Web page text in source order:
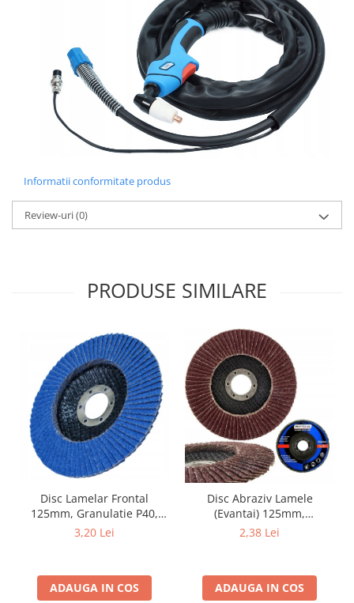
Informatii conformitate produs
Review-uri(0)
PRODUSE SIMILARE
Disc Lamelar Frontal
125mm, Granulatie P40,
Abraziv Premium din
13300 RPM, pentru Slefuire
Otel, Inox, Lemn si Metal,
3,20 Lei
ADAUGA IN COS
Disc Abraziv Lamele
(Evantai) 125mm,
Granulație , pentru Metal și
2,38 Lei
ADAUGA IN COS